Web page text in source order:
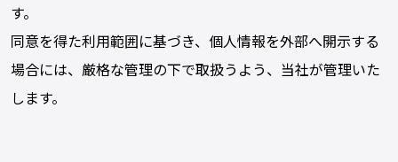
す。
同意を得た利用範囲に基づき、個人情報を外部へ開示する
場合には、厳格な管理の下で取扱うよう、当社が管理いた
します。